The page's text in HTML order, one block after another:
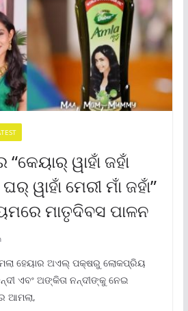
ୱାହାଁ ଜହାଁ
ୱାହାଁ ମେରୀ ମାଁ ଜହାଁ”
ମାତୃଦିବସ ପାଳନ
ହେୟାର ଅଏଲ୍ ପକ୍ଷରୁ ଲୋକପ୍ରିୟ
ଏବଂ ଅଙ୍କିତା ନନ୍ଦୀଙ୍କୁ ନେଇ
ଆମଲା,